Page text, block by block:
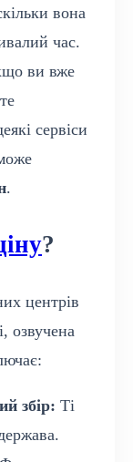
вона
час.
ви вже
сервіси
.
?
центрів
озвучена
збір: Ті